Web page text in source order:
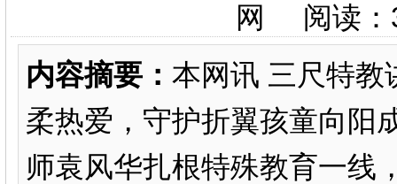
网 阅读：
内容摘要： 本网讯 三尺特教
柔热爱，守护折翼孩童向阳
师袁风华扎根特殊教育一线